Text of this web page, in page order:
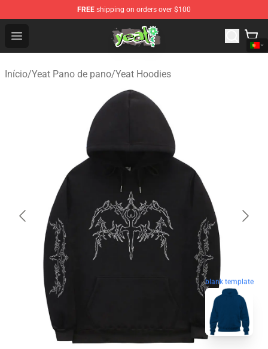
FREE shipping on orders over $100
Open menu
Yeat Shop - Official Yeat Merchandise Store
Início/Yeat Pano de pano/Yeat Hoodies
blank template